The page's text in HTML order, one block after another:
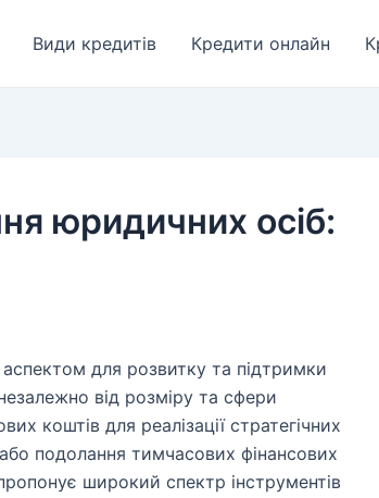
Види кредитів Кредити онлайн
юридичних осіб:
для розвитку та підтримки
від розміру та сфери
коштів для реалізації стратегічних
подолання тимчасових фінансових
широкий спектр інструментів